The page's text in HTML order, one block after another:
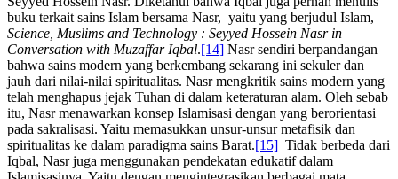
buku terkait sains Islam bersama Nasr, yaitu yang berjudul Islam,
Science, Muslims and Technology : Seyyed Hossein Nasr in
Conversation with Muzaffar Iqbal.[14] Nasr sendiri berpandangan
bahwa sains modern yang berkembang sekarang ini sekuler dan
jauh dari nilai-nilai spiritualitas. Nasr mengkritik sains modern yang
telah menghapus jejak Tuhan di dalam keteraturan alam. Oleh sebab
itu, Nasr menawarkan konsep Islamisasi dengan yang berorientasi
pada sakralisasi. Yaitu memasukkan unsur-unsur metafisik dan
spiritualitas ke dalam paradigma sains Barat.[15] Tidak berbeda dari
Iqbal, Nasr juga menggunakan pendekatan edukatif dalam